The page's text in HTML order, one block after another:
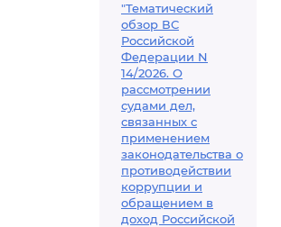
"Тематический
обзор ВС
Российской
Федерации N
14/2026. О
рассмотрении
судами дел,
связанных с
применением
законодательства о
противодействии
коррупции и
обращением в
доход Российской